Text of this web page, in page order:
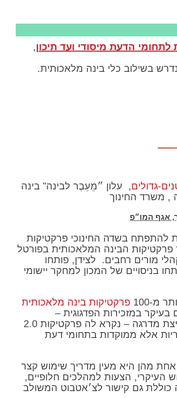
הדעת מיסודי ועד תיכון,
בשילוב כלי בינה מלאכותית.
, עלון ״מֵעֵבֶר לבינה" בינה
אגף המו״פ
בשדה החינוכי פרקטיקות
הבינה המלאכותית בפורטל
מורים רחבים. לצידן, פותחו
שפותחו בניסויים של המכון למחקר יישומי
מ-100
פרקטיקות בינה מלאכותית
בעיקר במזכירות הפדגוגית –
מפמ״רים ומפמ״ריות, מדריכות ומדריכים. זאת קפיצת מדרגה – נקרא לה פרקטיקות 2.0
אלא ממוקדות בתחומי דעת
מהן היא מעין מדריך שימוש קצר
העיקרי, הצעות למהלכים חלופיים,
גם קישור לצ׳אטבוט המשולב